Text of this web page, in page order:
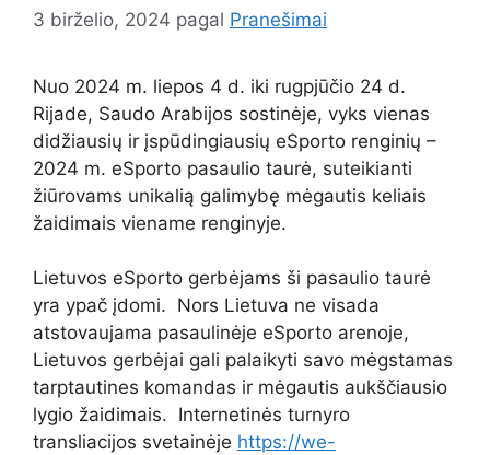
3 birželio, 2024 pagal Pranešimai
Nuo 2024 m. liepos 4 d. iki rugpjūčio 24 d.
Rijade, Saudo Arabijos sostinėje, vyks vienas
didžiausių ir įspūdingiausių eSporto renginių –
2024 m. eSporto pasaulio taurė, suteikianti
žiūrovams unikalią galimybę mėgautis keliais
žaidimais viename renginyje.
Lietuvos eSporto gerbėjams ši pasaulio taurė
yra ypač įdomi. Nors Lietuva ne visada
atstovaujama pasaulinėje eSporto arenoje,
Lietuvos gerbėjai gali palaikyti savo mėgstamas
tarptautines komandas ir mėgautis aukščiausio
lygio žaidimais. Internetinės turnyro
transliacijos svetainėje https://we-